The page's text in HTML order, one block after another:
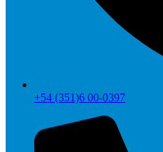
+54 (351)6 00-0397